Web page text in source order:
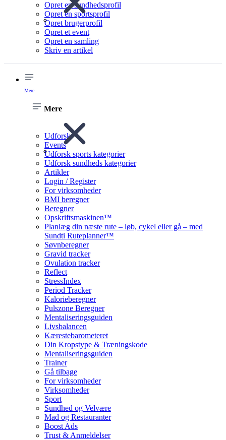
Opret en sundhedsprofil
Opret en sportsprofil
Opret brugerprofil
Opret et event
Opret en samling
Skriv en artikel
Mere
Mere
Udforsk
Events
Udforsk sports kategorier
Udforsk sundheds kategorier
Artikler
Login / Register
For virksomheder
BMI beregner
Beregner
Opskriftsmaskinen™
Planlæg din næste rute – løb, cykel eller gå – med
Sundti Ruteplanner™
Søvnberegner
Gravid tracker
Ovulation tracker
Reflect
StressIndex
Period Tracker
Kalorieberegner
Pulszone Beregner
Mentaliseringsguiden
Livsbalancen
Kærestebarometeret
Din Kropstype & Træningskode
Mentaliseringsguiden
Trainer
Gå tilbage
For virksomheder
Virksomheder
Sport
Sundhed og Velvære
Mad og Restauranter
Boost Ads
Trust & Anmeldelser